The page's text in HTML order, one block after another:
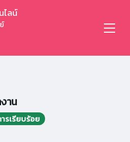
ไลน์
าน
รเรียบร้อย